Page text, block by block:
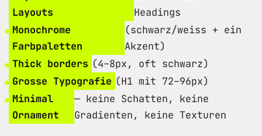
Layouts
Headings
Monochrome
Farbpaletten
(schwarz/weiss + ein
Akzent)
Thick borders (4–8px, oft schwarz)
Grosse Typografie (H1 mit 72–96px)
Minimal
Ornament
— keine Schatten, keine
Gradienten, keine Texturen